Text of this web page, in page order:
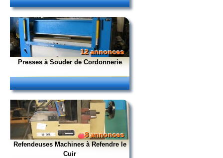
12 annonces
Presses à Souder de Cordonnerie
8 annonces
Refendeuses Machines à Refendre le
Cuir